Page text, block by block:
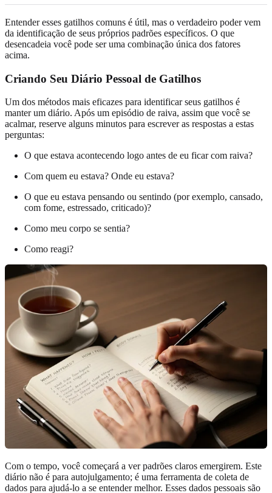
Entender esses gatilhos comuns é útil, mas o verdadeiro poder vem
da identificação de seus próprios padrões específicos. O que
desencadeia você pode ser uma combinação única dos fatores
acima.
Criando Seu Diário Pessoal de Gatilhos
Um dos métodos mais eficazes para identificar seus gatilhos é
manter um diário. Após um episódio de raiva, assim que você se
acalmar, reserve alguns minutos para escrever as respostas a estas
perguntas:
O que estava acontecendo logo antes de eu ficar com raiva?
Com quem eu estava? Onde eu estava?
O que eu estava pensando ou sentindo (por exemplo, cansado,
com fome, estressado, criticado)?
Como meu corpo se sentia?
Como reagi?
Com o tempo, você começará a ver padrões claros emergirem. Este
diário não é para autojulgamento; é uma ferramenta de coleta de
dados para ajudá-lo a se entender melhor. Esses dados pessoais são